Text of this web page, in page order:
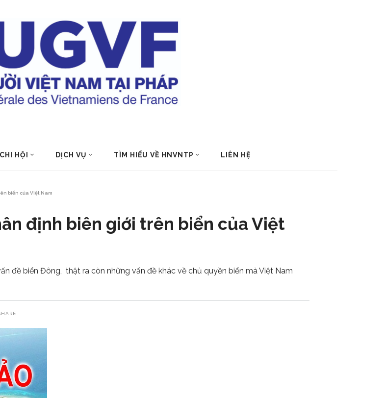
CHI HỘI DỊCH VỤ TÌM HIỂU VỀ HNVNTP LIÊN HỆ
biển của Việt Nam
định biên giới trên biển của Việt
đề biển Đông, thật ra còn những vấn đề khác về chủ quyền biển mà Việt Nam